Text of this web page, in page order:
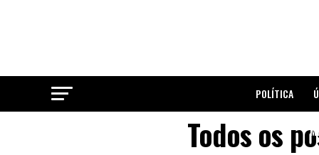
POLÍTICA
Todos os